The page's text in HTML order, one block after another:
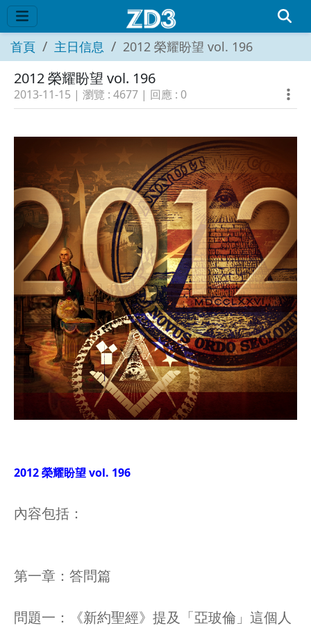
首頁 主日信息 2012 榮耀盼望 vol. 196
2012 榮耀盼望 vol. 196
2013-11-15 | 瀏覽 : 4677 | 回應 : 0
2012 榮耀盼望 vol. 196
內容包括：
第一章：答問篇
問題一：《新約聖經》提及「亞玻倫」這個人